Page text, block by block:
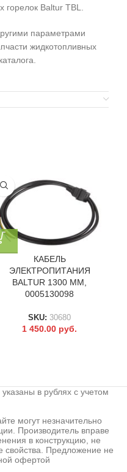
горелок Baltur TBL.
параметрами
жидкотопливных
КАБЕЛЬ
ЭЛЕКТРОПИТАНИЯ
BALTUR 1300 ММ,
0005130098
SKU: 30680
1 450.00 руб.
в рублях с учетом
могут незначительно
Производитель вправе
в конструкцию, не
свойства. Предложение не
офертой